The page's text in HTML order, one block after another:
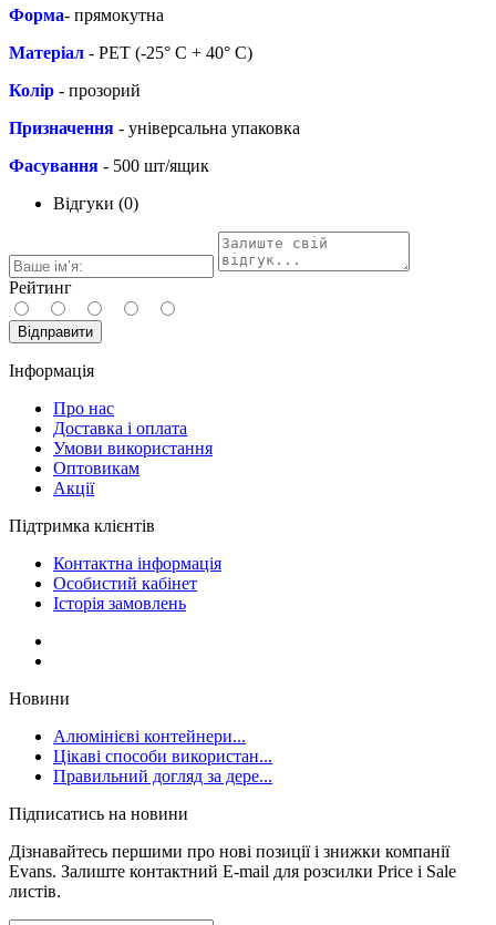
Форма- прямокутна
Матеріал - PЕТ (-25° С + 40° С)
Колір - прозорий
Призначення - універсальна упаковка
Фасування - 500 шт/ящик
Відгуки (0)
Рейтинг
Відправити
Інформація
Про нас
Доставка і оплата
Умови використання
Оптовикам
Акції
Підтримка клієнтів
Контактна інформація
Особистий кабінет
Історія замовлень
Новини
Алюмінієві контейнери...
Цікаві способи використан...
Правильний догляд за дере...
Підписатись на новини
Дізнавайтесь першими про нові позиції і знижки компанії
Evans. Залиште контактний E-mail для розсилки Price і Sale
листів.